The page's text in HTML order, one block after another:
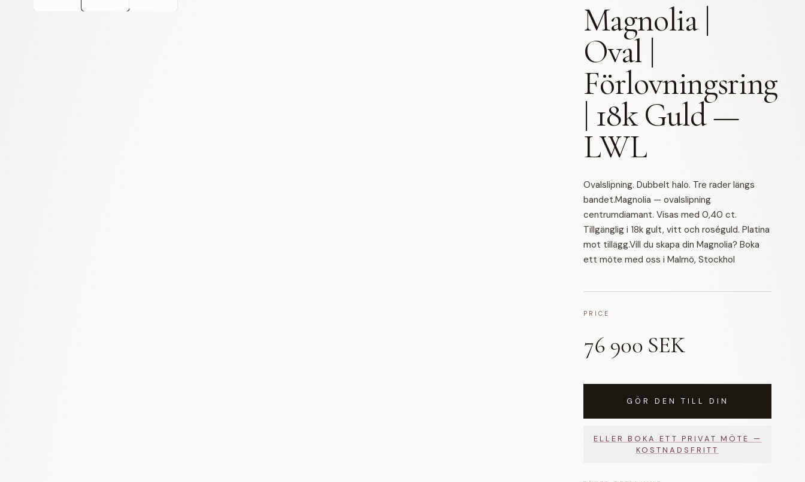
Magnolia |
Oval |
Förlovningsring
| 18k Guld —
LWL
Ovalslipning. Dubbelt halo. Tre rader längs
bandet.Magnolia — ovalslipning
centrumdiamant. Visas med 0,40 ct.
Tillgänglig i 18k gult, vitt och roséguld. Platina
mot tillägg.Vill du skapa din Magnolia? Boka
ett möte med oss i Malmö, Stockhol
PRICE
76 900 SEK
GÖR DEN TILL DIN
ELLER BOKA ETT PRIVAT MÖTE —
KOSTNADSFRITT